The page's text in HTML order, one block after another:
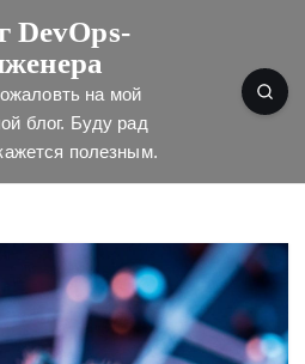
DevOps-
на мой
блог. Буду рад
полезным.